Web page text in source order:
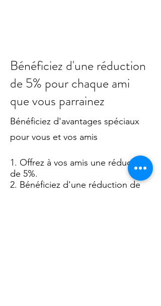
Bénéficiez d'une réduction
de 5% pour chaque ami
que vous parrainez
Bénéficiez d'avantages spéciaux
pour vous et vos amis
Offrez à vos amis une réduction
de 5%.
Bénéficiez d'une réduction de